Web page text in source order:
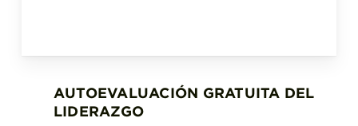
AUTOEVALUACIÓN GRATUITA DEL
LIDERAZGO